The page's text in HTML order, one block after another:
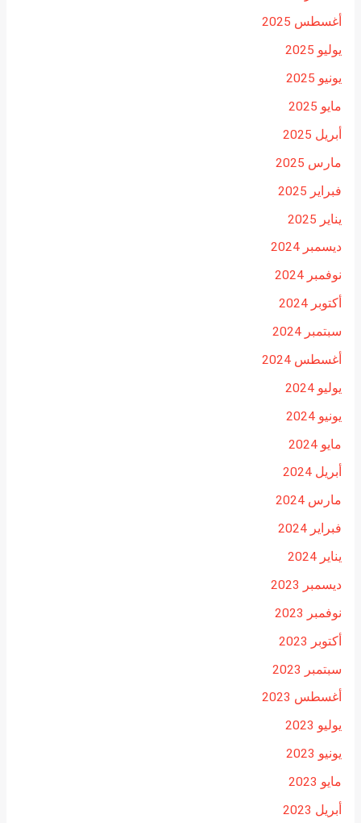
أغسطس 2025
يوليو 2025
يونيو 2025
مايو 2025
أبريل 2025
مارس 2025
فبراير 2025
يناير 2025
ديسمبر 2024
نوفمبر 2024
أكتوبر 2024
سبتمبر 2024
أغسطس 2024
يوليو 2024
يونيو 2024
مايو 2024
أبريل 2024
مارس 2024
فبراير 2024
يناير 2024
ديسمبر 2023
نوفمبر 2023
أكتوبر 2023
سبتمبر 2023
أغسطس 2023
يوليو 2023
يونيو 2023
مايو 2023
أبريل 2023